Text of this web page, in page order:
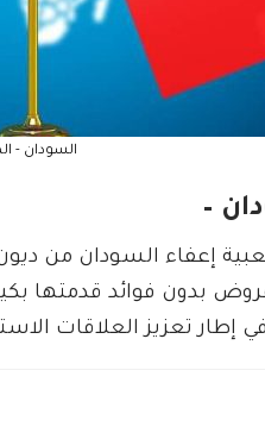
السودان -
–
قروض بدون فوائد
إطار تعزيز العلاقات